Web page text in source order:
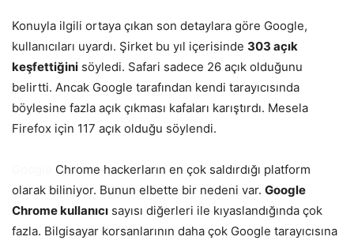
Konuyla ilgili ortaya çıkan son detaylara göre Google,
kullanıcıları uyardı. Şirket bu yıl içerisinde 303 açık
keşfettiğini söyledi. Safari sadece 26 açık olduğunu
belirtti. Ancak Google tarafından kendi tarayıcısında
böylesine fazla açık çıkması kafaları karıştırdı. Mesela
Firefox için 117 açık olduğu söylendi.
Chrome hackerların en çok saldırdığı platform
olarak biliniyor. Bunun elbette bir nedeni var. Google
Chrome kullanıcı sayısı diğerleri ile kıyaslandığında çok
fazla. Bilgisayar korsanlarının daha çok Google tarayıcısına